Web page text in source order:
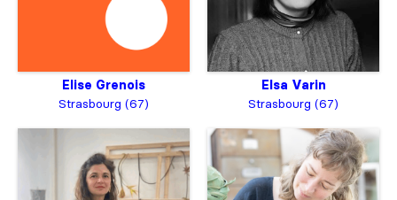
Elise Grenois
Strasbourg (67)
Elsa Varin
Strasbourg (67)